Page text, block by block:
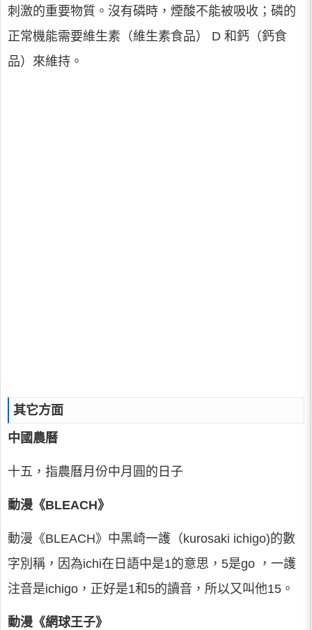
刺激的重要物質。沒有磷時，煙酸不能被吸收；磷的
正常機能需要維生素（維生素食品） D 和鈣（鈣食
品）來維持。
其它方面
中國農曆
十五，指農曆月份中月圓的日子
動漫《BLEACH》
動漫《BLEACH》中黑崎一護（kurosaki ichigo)的數
字別稱，因為ichi在日語中是1的意思，5是go ，一護
注音是ichigo，正好是1和5的讀音，所以又叫他15。
動漫《網球王子》